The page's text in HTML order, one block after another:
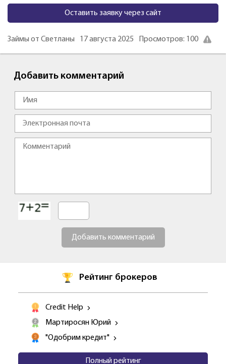
Оставить заявку через сайт
Займы от Светланы 17 августа 2025 Просмотров: 100
Добавить комментарий
Добавить комментарий
Рейтинг брокеров
Credit Help
Мартиросян Юрий
"Одобрим кредит"
Полный рейтинг